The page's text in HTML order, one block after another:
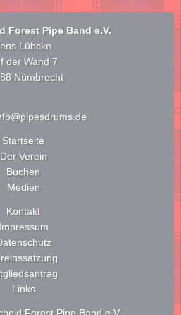
Forest Pipe Band e.V.
Lübcke
der Wand 7
Nümbrecht
Navigation
überspringen
Startseite
Der Verein
Buchen
Medien
Navigation
überspringen
Kontakt
Impressum
Links